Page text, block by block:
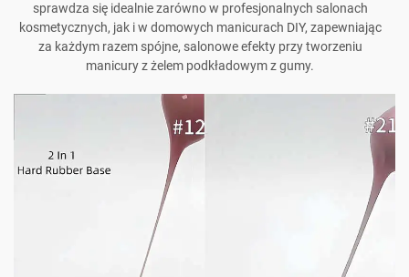
sprawdza się idealnie zarówno w profesjonalnych salonach
kosmetycznych, jak i w domowych manicurach DIY, zapewniając
za każdym razem spójne, salonowe efekty przy tworzeniu
manicury z żelem podkładowym z gumy.